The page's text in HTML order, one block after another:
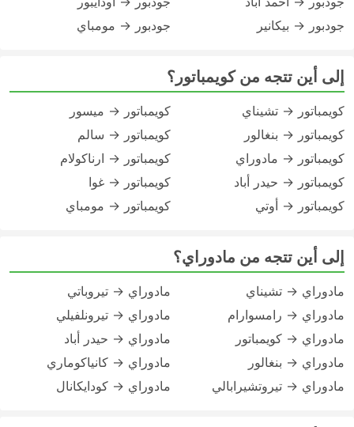
جودبور → بيكانير
جودبور → مومباي
إلى أين تتجه من كويمباتور؟
كويمباتور → تشيناي
كويمباتور → بنغالور
كويمباتور → مادوراي
كويمباتور → حيدر أباد
كويمباتور → أوتي
كويمباتور → ميسور
كويمباتور → سالم
كويمباتور → ارناكولام
كويمباتور → غوا
كويمباتور → مومباي
إلى أين تتجه من مادوراي؟
مادوراي → تشيناي
مادوراي → رامسوارام
مادوراي → كويمباتور
مادوراي → بنغالور
مادوراي → تيروتشيرابالي
مادوراي → تيروباتي
مادوراي → تيرونلفيلي
مادوراي → حيدر أباد
مادوراي → كانياكوماري
مادوراي → كودايكانال